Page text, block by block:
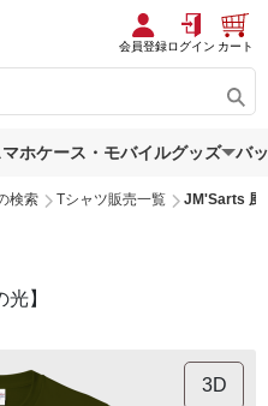
会員登録ログイン カート
マホケース・モバイルグッズ バ
検索 Tシャツ販売一覧 JM'Sarts 風
】
3D